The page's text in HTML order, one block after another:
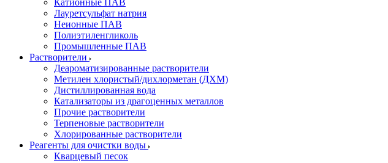
Катионные ПАВ
Лауретсульфат натрия
Неионные ПАВ
Полиэтиленгликоль
Промышленные ПАВ
Растворители
Деароматизированные растворители
Метилен хлористый/дихлорметан (ДХМ)
Дистиллированная вода
Катализаторы из драгоценных металлов
Прочие растворители
Терпеновые растворители
Хлорированные растворители
Реагенты для очистки воды
Кварцевый песок